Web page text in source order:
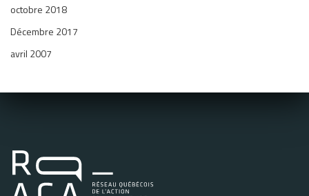
octobre 2018
Décembre 2017
avril 2007